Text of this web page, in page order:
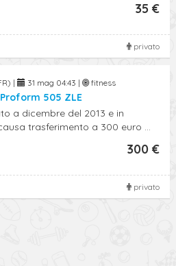
35 €
privato
| 31 mag 04:43 | fitness
505 ZLE
a dicembre del 2013 e in
trasferimento a 300 euro ...
300 €
privato